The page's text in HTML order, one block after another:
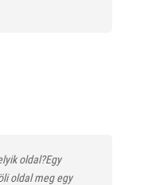
oldal?Egy
oldal meg egy